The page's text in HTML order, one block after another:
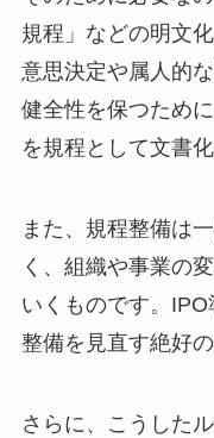
規程」などの明文
意思決定や属人的
健全性を保つため
を規程として文書
また、規程整備は
く、組織や事業の
いくものです。
整備を見直す絶好
さらに、こうした